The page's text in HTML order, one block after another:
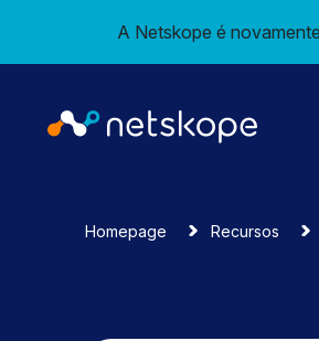
A Netskope é
Homepage Recursos